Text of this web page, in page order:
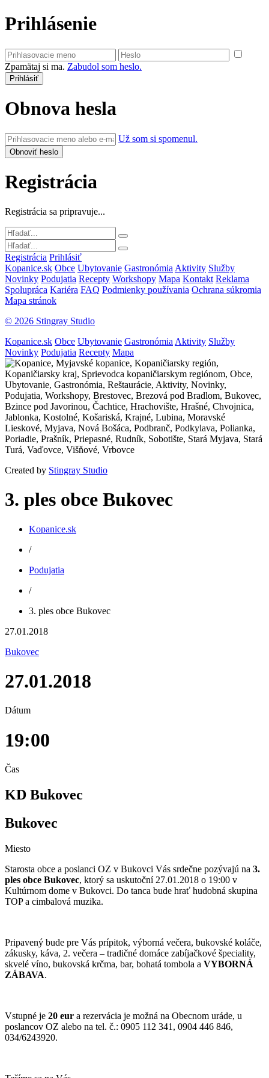
Prihlásenie
Zpamätaj si ma. Zabudol som heslo.
Obnova hesla
Už som si spomenul.
Registrácia
Registrácia sa pripravuje...
Registrácia Prihlásiť
Kopanice.sk Obce Ubytovanie Gastronómia Aktivity Služby
Novinky Podujatia Recepty Workshopy Mapa Kontakt Reklama
Spolupráca Kariéra FAQ Podmienky používania Ochrana súkromia
Mapa stránok
© 2026 Stingray Studio
Kopanice.sk Obce Ubytovanie Gastronómia Aktivity Služby
Novinky Podujatia Recepty Mapa
Created by Stingray Studio
3. ples obce Bukovec
Kopanice.sk
/
Podujatia
/
3. ples obce Bukovec
27.01.2018
Bukovec
27.01.2018
Dátum
19:00
Čas
KD Bukovec
Bukovec
Miesto
Starosta obce a poslanci OZ v Bukovci Vás srdečne pozývajú na 3.
ples obce Bukovec, ktorý sa uskutoční 27.01.2018 o 19:00 v
Kultúrnom dome v Bukovci. Do tanca bude hrať hudobná skupina
TOP a cimbalová muzika.
Pripavený bude pre Vás prípitok, výborná večera, bukovské koláče,
zákusky, káva, 2. večera – tradičné domáce zabíjačkové špeciality,
skvelé víno, bukovská krčma, bar, bohatá tombola a VYBORNÁ
ZÁBAVA.
Vstupné je 20 eur a rezervácia je možná na Obecnom uráde, u
poslancov OZ alebo na tel. č.: 0905 112 341, 0904 446 846,
034/6243920.